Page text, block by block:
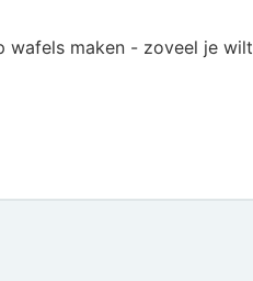
wafels maken - zoveel je wilt